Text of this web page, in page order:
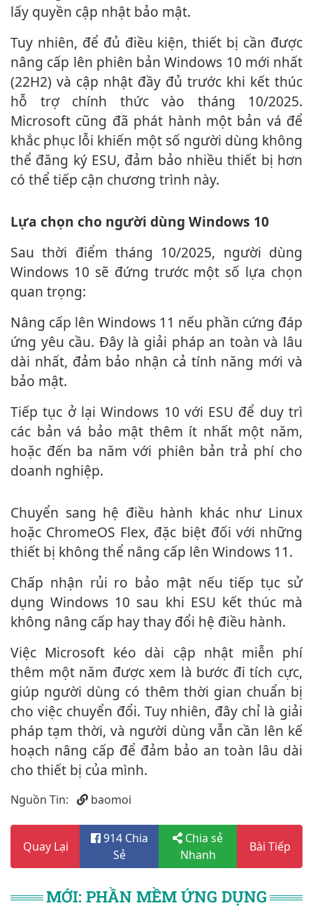
lấy quyền cập nhật bảo mật.
Tuy nhiên, để đủ điều kiện, thiết bị cần được
nâng cấp lên phiên bản Windows 10 mới nhất
(22H2) và cập nhật đầy đủ trước khi kết thúc
hỗ trợ chính thức vào tháng 10/2025.
Microsoft cũng đã phát hành một bản vá để
khắc phục lỗi khiến một số người dùng không
thể đăng ký ESU, đảm bảo nhiều thiết bị hơn
có thể tiếp cận chương trình này.
Lựa chọn cho người dùng Windows 10
Sau thời điểm tháng 10/2025, người dùng
Windows 10 sẽ đứng trước một số lựa chọn
quan trọng:
Nâng cấp lên Windows 11 nếu phần cứng đáp
ứng yêu cầu. Đây là giải pháp an toàn và lâu
dài nhất, đảm bảo nhận cả tính năng mới và
bảo mật.
Tiếp tục ở lại Windows 10 với ESU để duy trì
các bản vá bảo mật thêm ít nhất một năm,
hoặc đến ba năm với phiên bản trả phí cho
doanh nghiệp.
Chuyển sang hệ điều hành khác như Linux
hoặc ChromeOS Flex, đặc biệt đối với những
thiết bị không thể nâng cấp lên Windows 11.
Chấp nhận rủi ro bảo mật nếu tiếp tục sử
dụng Windows 10 sau khi ESU kết thúc mà
không nâng cấp hay thay đổi hệ điều hành.
Việc Microsoft kéo dài cập nhật miễn phí
thêm một năm được xem là bước đi tích cực,
giúp người dùng có thêm thời gian chuẩn bị
cho việc chuyển đổi. Tuy nhiên, đây chỉ là giải
pháp tạm thời, và người dùng vẫn cần lên kế
hoạch nâng cấp để đảm bảo an toàn lâu dài
cho thiết bị của mình.
Nguồn Tin: baomoi
Quay Lại
914 Chia
Sẻ
Chia sẻ
Nhanh
Bài Tiếp
MỚI: PHẦN MỀM ỨNG DỤNG